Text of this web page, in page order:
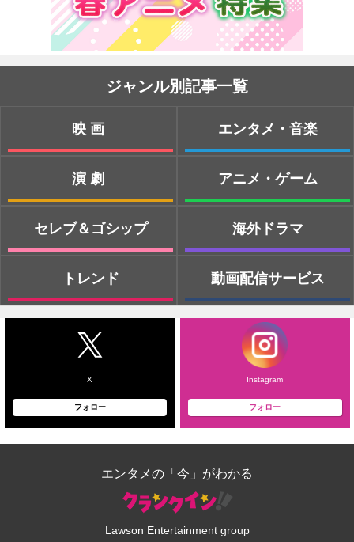
ジャンル別記事一覧
映画
演劇
セレブ＆ゴシップ
トレンド
エンタメ・音楽
アニメ・ゲーム
海外ドラマ
動画配信サービス
X
フォロー
Instagram
フォロー
エンタメの「今」がわかる
Lawson Entertainment group